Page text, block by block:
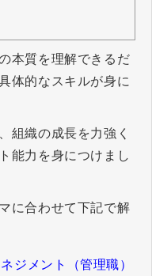
本質を理解できるだ
体的なスキルが身に
組織の成長を力強く
能力を身につけまし
に合わせて下記で解
ジメント（管理職）